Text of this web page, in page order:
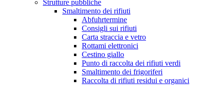
Strutture pubbliche
Smaltimento dei rifiuti
Abfuhrtermine
Consigli sui rifiuti
Carta straccia e vetro
Rottami elettronici
Cestino giallo
Punto di raccolta dei rifiuti verdi
Smaltimento dei frigoriferi
Raccolta di rifiuti residui e organici